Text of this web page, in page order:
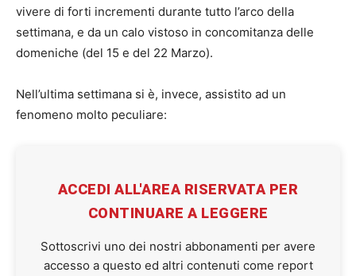
vivere di forti incrementi durante tutto l’arco della
settimana, e da un calo vistoso in concomitanza delle
domeniche (del 15 e del 22 Marzo).
Nell’ultima settimana si è, invece, assistito ad un
fenomeno molto peculiare:
ACCEDI ALL'AREA RISERVATA PER
CONTINUARE A LEGGERE
Sottoscrivi uno dei nostri abbonamenti per avere
accesso a questo ed altri contenuti come report